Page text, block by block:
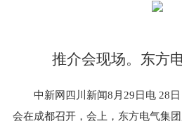
推介会现场。东方
中新网四川新闻8月29日电 28日
会在成都召开，会上，东方电气集